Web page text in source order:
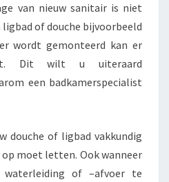
van nieuw sanitair is niet
ligbad of douche bijvoorbeeld
wordt gemonteerd kan er
Dit wilt u uiteraard
een badkamerspecialist
douche of ligbad vakkundig
moet letten. Ook wanneer
of –afvoer te